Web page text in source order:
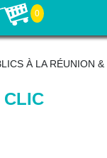
0
À LA RÉUNION &
CLIC